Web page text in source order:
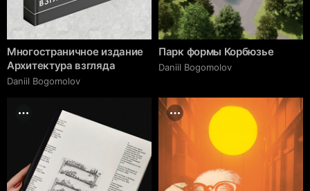
Многостраничное издание
Архитектура взгляда
Daniil Bogomolov
Парк формы Корбюзье
Daniil Bogomolov